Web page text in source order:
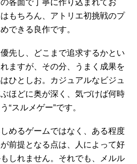
各面で丁寧に作り込まれてお
もちろん、アトリエ初挑戦のプ
できる良作です。
先し、どこまで追求するかとい
ますが、その分、うまく成果を
ひとしお。カジュアルなビジュ
ほどに奥が深く、気づけば何時
“スルメゲー”です。
めるゲームではなく、ある程度
前提となる点は、人によって好
しれません。それでも、メルル